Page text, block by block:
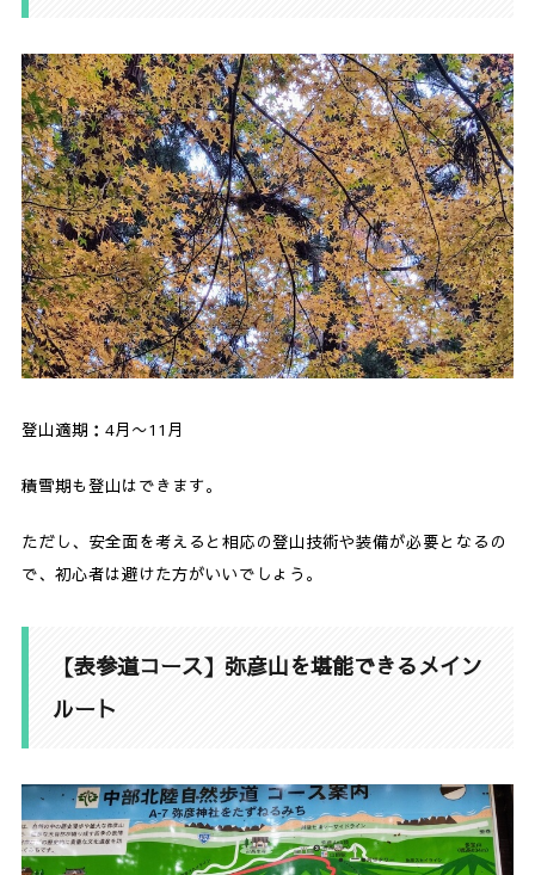
登山適期：4月〜11月
積雪期も登山はできます。
ただし、安全面を考えると相応の登山技術や装備が必要となるの
で、初心者は避けた方がいいでしょう。
【表参道コース】弥彦山を堪能できるメイン
ルート